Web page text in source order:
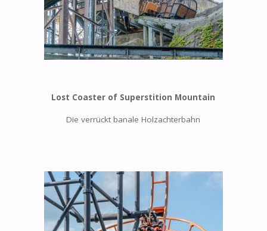
Lost Coaster of Superstition Mountain
Die verrückt banale Holzachterbahn